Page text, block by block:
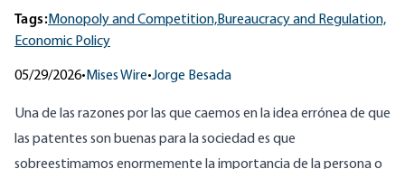
Tags:Monopoly and Competition,Bureaucracy and Regulation,
Economic Policy
05/29/2026• Mises Wire•Jorge Besada
Una de las razones por las que caemos en la idea errónea de que
las patentes son buenas para la sociedad es que
sobreestimamos enormemente la importancia de la persona o